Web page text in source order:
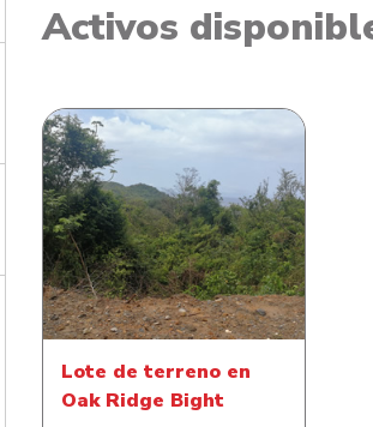
Activos
Lote de terreno en Oak
Ridge Bight
Lote de terreno en
Oak Ridge Bight